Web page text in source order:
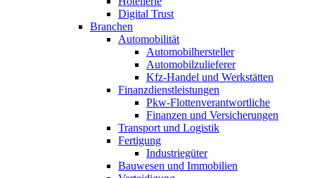
Digital Trust
Branchen
Automobilität
Automobilhersteller
Automobilzulieferer
Kfz-Handel und Werkstätten
Finanzdienstleistungen
Pkw‑Flottenverantwortliche
Finanzen und Versicherungen
Transport und Logistik
Fertigung
Industriegüter
Bauwesen und Immobilien